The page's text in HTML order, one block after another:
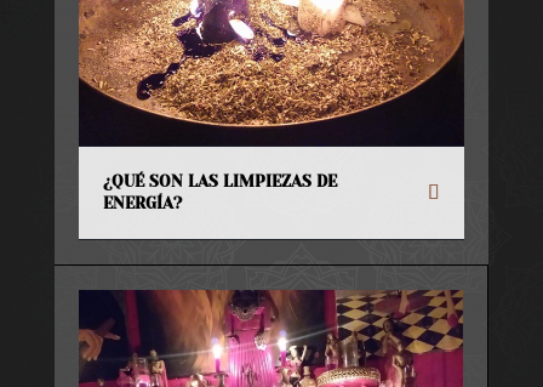
¿QUÉ SON LAS LIMPIEZAS DE
ENERGÍA?